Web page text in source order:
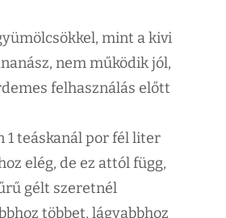
mint a kivi
nem működik jól,
felhasználás előtt
1 teáskanál por fél liter
elég, de ez attól függ,
gélt szeretnél
többet, lágyabbhoz